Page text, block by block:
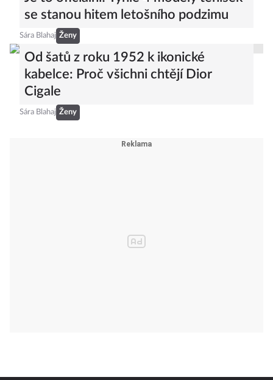
Je to oficiální! Tyhle 4 modely tenisek
se stanou hitem letošního podzimu
Ženy
Od šatů z roku 1952 k ikonické
kabelce: Proč všichni chtějí Dior
Cigale
Ženy